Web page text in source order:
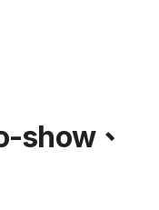
show、